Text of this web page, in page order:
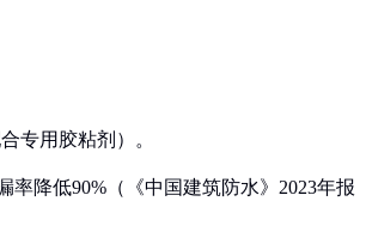
专用胶粘剂）。
降低90%（《中国建筑防水》2023年报